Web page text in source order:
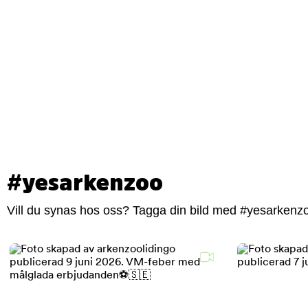
#yesarkenzoo
Vill du synas hos oss? Tagga din bild med